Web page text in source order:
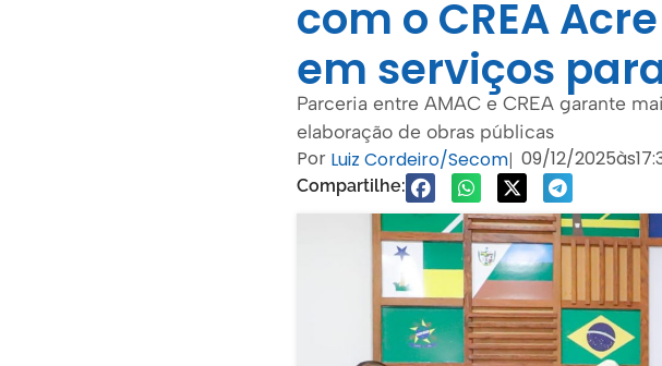
com o CREA
em serviços
Parceria entre AMAC e CREA garante
elaboração de obras públicas
Por Luiz Cordeiro/Secom| 09/12/2025às
Compartilhe: